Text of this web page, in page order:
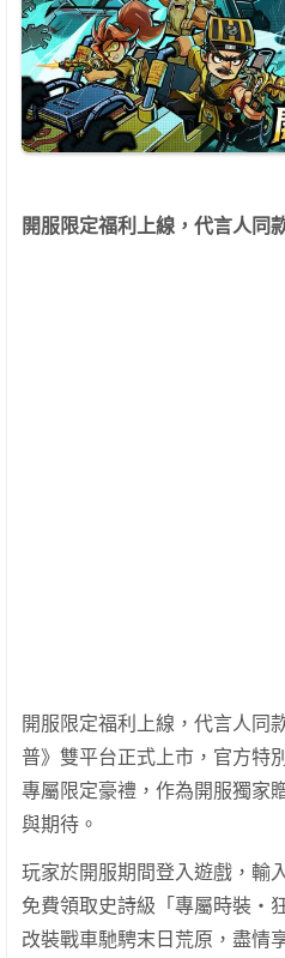
開服限定福利上線，代言人同
開服限定福利上線，代言人同
普》雙平台正式上市，官方特
專屬限定豪禮，作為開服獨家
與期待。
玩家於開服期間登入遊戲，輸
免費領取史詩級「專屬時裝‧
改裝戰車馳騁末日荒原，盡情